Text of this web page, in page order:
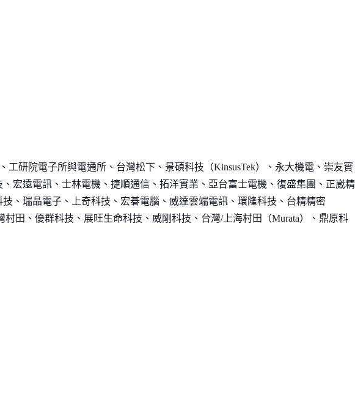
研院電子所與電通所、台灣松下、景碩科技（KinsusTek）、永大機電、崇友實
宏遠電訊、士林電機、捷順通信、拓洋實業、亞台富士電機、復盛集團、正崴精
、瑞晶電子、上奇科技、宏碁電腦、威達雲端電訊、環隆科技、台精精密
田、優群科技、展旺生命科技、威剛科技、台灣/上海村田（Murata）、鼎原科